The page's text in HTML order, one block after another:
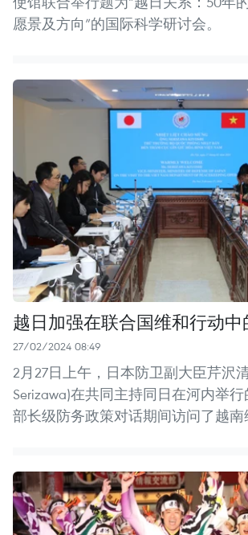
愿景及方向”的国际科学研讨会。
越日加强在联合国维和行动中
27/02/2024 08:49
2月27日上午，日本防卫副大臣芹沢
Serizawa)在共同主持同日在河内举
部长级防务政策对话期间访问了越南